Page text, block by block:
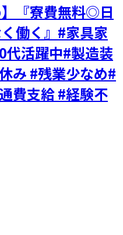
】『寮費無料◎日
働く』#家具家
代活躍中#製造装
み #残業少なめ#
費支給 #経験不